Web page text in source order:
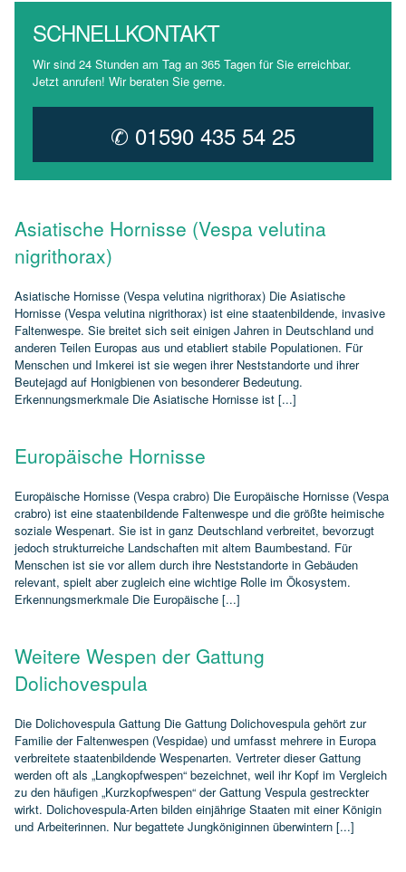
SCHNELLKONTAKT
Wir sind 24 Stunden am Tag an 365 Tagen für Sie erreichbar.
Jetzt anrufen! Wir beraten Sie gerne.
✆ 01590 435 54 25
Asiatische Hornisse (Vespa velutina
nigrithorax)
Asiatische Hornisse (Vespa velutina nigrithorax) Die Asiatische
Hornisse (Vespa velutina nigrithorax) ist eine staatenbildende, invasive
Faltenwespe. Sie breitet sich seit einigen Jahren in Deutschland und
anderen Teilen Europas aus und etabliert stabile Populationen. Für
Menschen und Imkerei ist sie wegen ihrer Neststandorte und ihrer
Beutejagd auf Honigbienen von besonderer Bedeutung.
Erkennungsmerkmale Die Asiatische Hornisse ist [...]
Europäische Hornisse
Europäische Hornisse (Vespa crabro) Die Europäische Hornisse (Vespa
crabro) ist eine staatenbildende Faltenwespe und die größte heimische
soziale Wespenart. Sie ist in ganz Deutschland verbreitet, bevorzugt
jedoch strukturreiche Landschaften mit altem Baumbestand. Für
Menschen ist sie vor allem durch ihre Neststandorte in Gebäuden
relevant, spielt aber zugleich eine wichtige Rolle im Ökosystem.
Erkennungsmerkmale Die Europäische [...]
Weitere Wespen der Gattung
Dolichovespula
Die Dolichovespula Gattung Die Gattung Dolichovespula gehört zur
Familie der Faltenwespen (Vespidae) und umfasst mehrere in Europa
verbreitete staatenbildende Wespenarten. Vertreter dieser Gattung
werden oft als „Langkopfwespen“ bezeichnet, weil ihr Kopf im Vergleich
zu den häufigen „Kurzkopfwespen“ der Gattung Vespula gestreckter
wirkt. Dolichovespula‑Arten bilden einjährige Staaten mit einer Königin
und Arbeiterinnen. Nur begattete Jungköniginnen überwintern [...]